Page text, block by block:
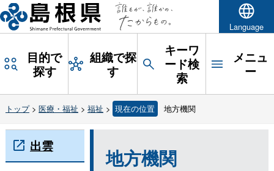
Language
目的で
探す
組織で探
す
キーワ
ード検
索
メニュ
ー
トップ> 医療・福祉 > 福祉 > 現在の位置 地方機関
地方機関
出雲